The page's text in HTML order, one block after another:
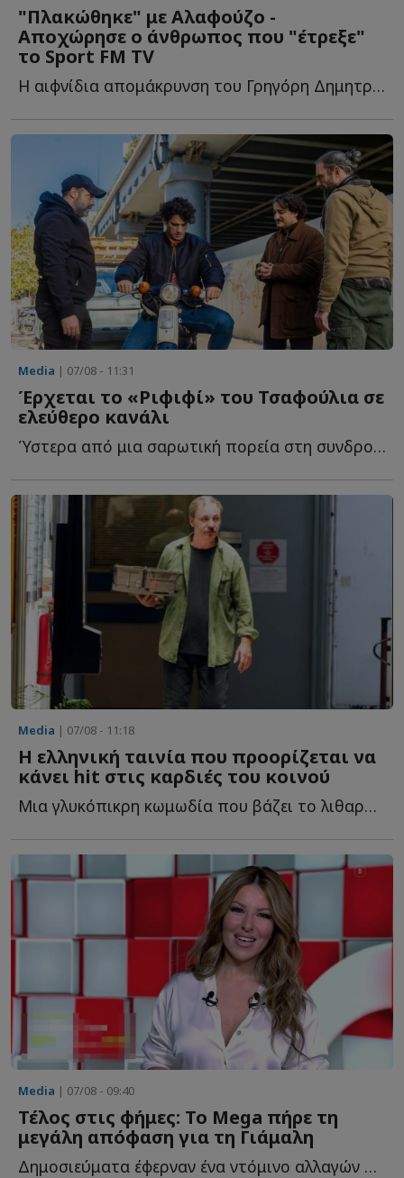
"Πλακώθηκε" με Αλαφούζο -
Αποχώρησε ο άνθρωπος που "έτρεξε"
το Sport FM TV
Η αιφνίδια απομάκρυνση του Γρηγόρη Δημητριάδη από τ...
Media | 07/08 - 11:31
Έρχεται το «Ριφιφί» του Τσαφούλια σε
ελεύθερο κανάλι
Ύστερα από μια σαρωτική πορεία στη συνδρομητική τηλεόραση, τ...
Media | 07/08 - 11:18
Η ελληνική ταινία που προορίζεται να
κάνει hit στις καρδιές του κοινού
Μια γλυκόπικρη κωμωδία που βάζει το λιθαράκι της στην «...
Media | 07/08 - 09:40
Τέλος στις φήμες: Το Mega πήρε τη
μεγάλη απόφαση για τη Γιάμαλη
Δημοσιεύματα έφερναν ένα ντόμινο αλλαγών στο Mega μετά τ...